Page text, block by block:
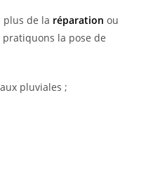
plus de la réparation ou
la pose de
pluviales ;